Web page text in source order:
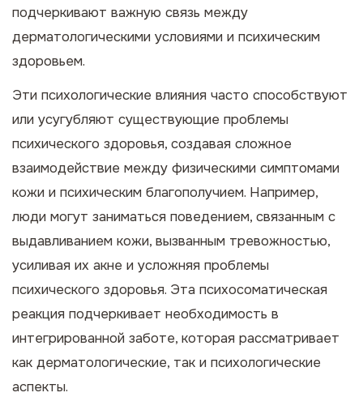
подчеркивают важную связь между
дерматологическими условиями и психическим
здоровьем.
Эти психологические влияния часто способствуют
или усугубляют существующие проблемы
психического здоровья, создавая сложное
взаимодействие между физическими симптомами
кожи и психическим благополучием. Например,
люди могут заниматься поведением, связанным с
выдавливанием кожи, вызванным тревожностью,
усиливая их акне и усложняя проблемы
психического здоровья. Эта психосоматическая
реакция подчеркивает необходимость в
интегрированной заботе, которая рассматривает
как дерматологические, так и психологические
аспекты.